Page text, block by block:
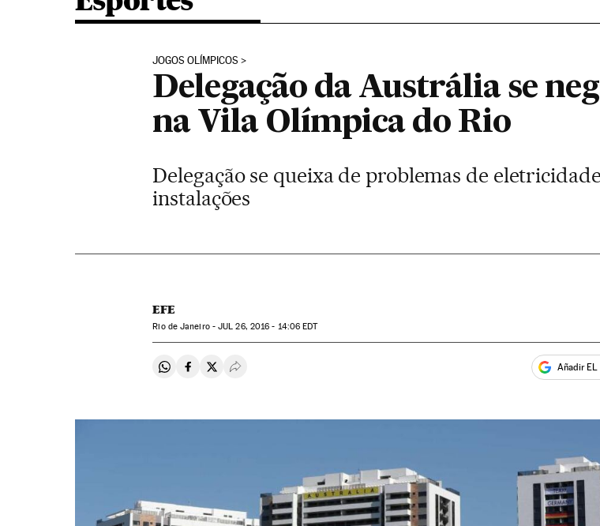
JOGOS OLÍMPICOS
Delegação da Austrália se
na Vila Olímpica do Rio
Delegação se queixa de problemas de
instalações
EFE
Rio de Janeiro -JUL 26, 2016 - 14:06 EDT
Compartir en Whatsapp
Compartir en Facebook
Compartir en Twitter
Desplegar Redes Sociales Añadir EL